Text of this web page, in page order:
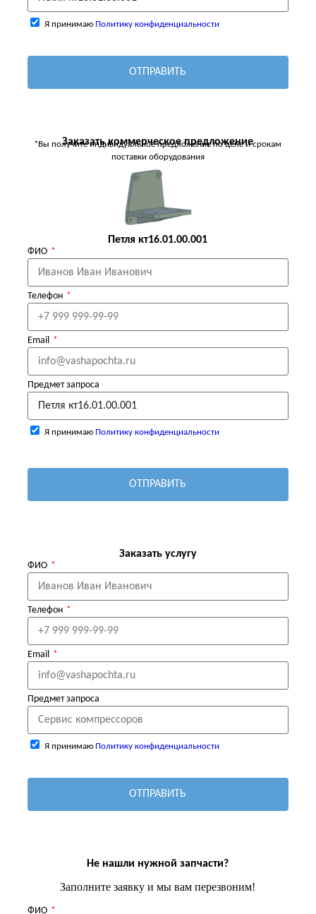
Я принимаю Политику конфиденциальности
ОТПРАВИТЬ
Заказать коммерческое предложение
*Вы получите индивидуальное предложение по цене и срокам
поставки оборудования
Петля кт16.01.00.001
ФИО
Телефон
Email
Предмет запроса
Я принимаю Политику конфиденциальности
ОТПРАВИТЬ
Заказать услугу
ФИО
Телефон
Email
Предмет запроса
Я принимаю Политику конфиденциальности
ОТПРАВИТЬ
Не нашли нужной запчасти?
Заполните заявку и мы вам перезвоним!
ФИО